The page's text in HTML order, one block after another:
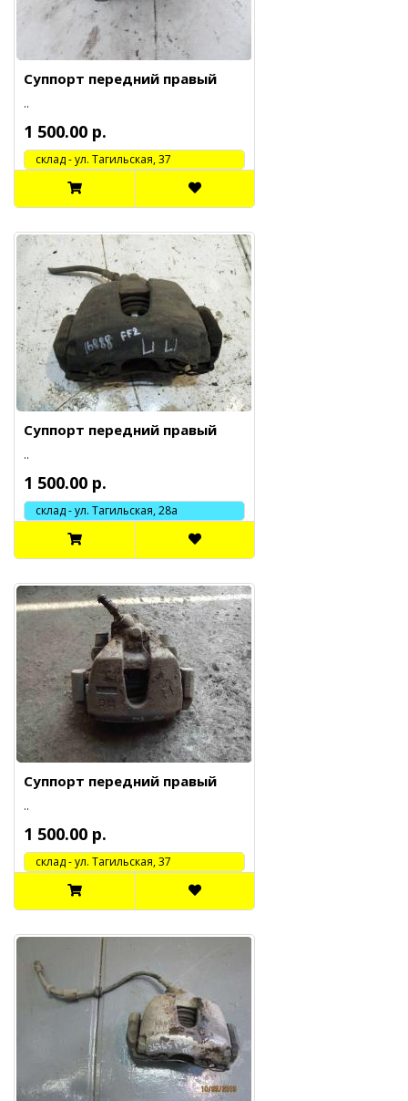
Суппорт передний правый
..
1 500.00 р.
cклад - ул. Тагильская, 37
Суппорт передний правый
..
1 500.00 р.
склад - ул. Тагильская, 28а
Суппорт передний правый
..
1 500.00 р.
cклад - ул. Тагильская, 37